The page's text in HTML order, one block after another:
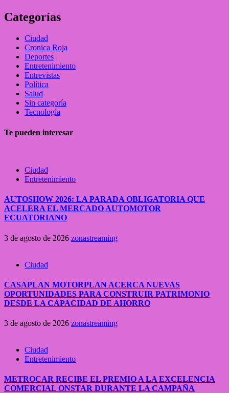
Categorías
Ciudad
Cronica Roja
Deportes
Entretenimiento
Entrevistas
Política
Salud
Sin categoría
Tecnología
Te pueden interesar
Ciudad
Entretenimiento
AUTOSHOW 2026: LA PARADA OBLIGATORIA QUE
ACELERA EL MERCADO AUTOMOTOR
ECUATORIANO
3 de agosto de 2026 zonastreaming
Ciudad
CASAPLAN MOTORPLAN ACERCA NUEVAS
OPORTUNIDADES PARA CONSTRUIR PATRIMONIO
DESDE LA CAPACIDAD DE AHORRO
3 de agosto de 2026 zonastreaming
Ciudad
Entretenimiento
METROCAR RECIBE EL PREMIO A LA EXCELENCIA
COMERCIAL ONSTAR DURANTE LA CAMPAÑA